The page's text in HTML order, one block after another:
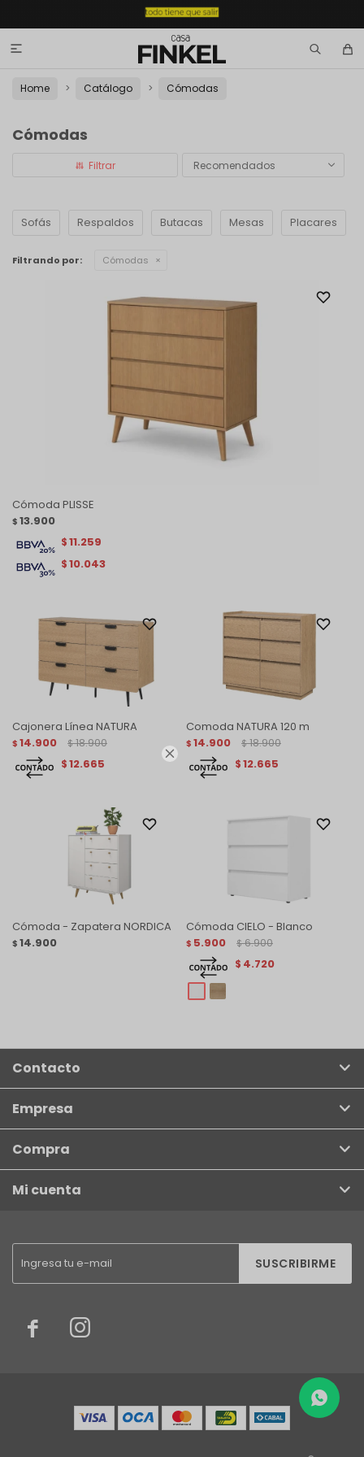


Home Catálogo Cómodas
Cómodas
Recomendados
Sofás Respaldos Butacas Mesas Placares
Filtrando por: Cómodas
Cómoda PLISSE
$ 13.900
$10.043
$11.259
Cajonera Línea NATURA
$ 14.900 $ 18.900
$12.665
Comoda NATURA 120 m
$ 14.900 $ 18.900
$12.665
Cómoda - Zapatera NORDICA
$ 14.900
Cómoda CIELO - Blanco
$ 5.900 $ 6.900
$ 4.720
SUSCRIBIRME
 
Contacto
Empresa
Compra
Mi cuenta